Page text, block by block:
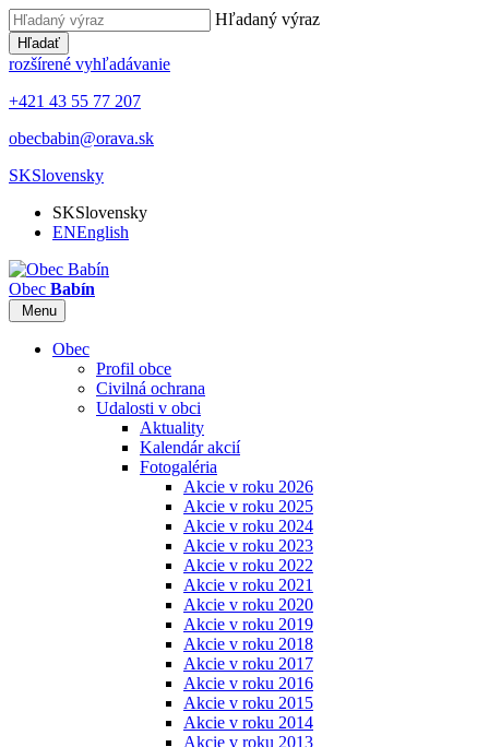
Hľadaný výraz
Hľadať
rozšírené vyhľadávanie
+421 43 55 77 207
obecbabin@orava.sk
SKSlovensky
SKSlovensky
ENEnglish
Obec Babín
Menu
Obec
Profil obce
Civilná ochrana
Udalosti v obci
Aktuality
Kalendár akcií
Fotogaléria
Akcie v roku 2026
Akcie v roku 2025
Akcie v roku 2024
Akcie v roku 2023
Akcie v roku 2022
Akcie v roku 2021
Akcie v roku 2020
Akcie v roku 2019
Akcie v roku 2018
Akcie v roku 2017
Akcie v roku 2016
Akcie v roku 2015
Akcie v roku 2014
Akcie v roku 2013